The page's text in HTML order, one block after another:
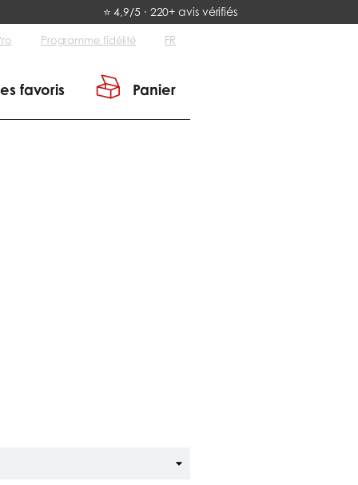
⭐ 4,9/5 · 220+ avis vérifiés
Programme fidélité FR
favoris Panier